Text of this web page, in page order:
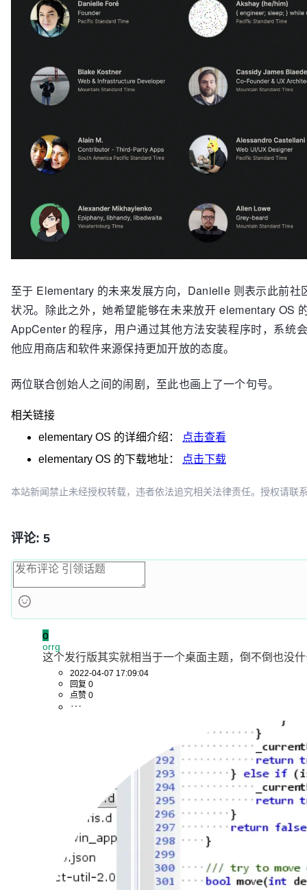
至于 Elementary 的未来发展方向，Danielle 则表示此前
状况。除此之外，她希望能够在未来放开 elementary OS
AppCenter 的程序，用户通过其他方法安装程序时，系统
他应用商店和软件来源保持更加开放的态度。
两位联合创始人之间的闹剧，至此也画上了一个句号。
相关链接
elementary OS 的详细介绍：
点击查看
elementary OS 的下载地址： 点击下载
本站新闻禁止未经授权转载，违者依法追究相关法律责任。授权请联
评论: 5
o
orrg
这个发行版其实就相当于一个桌面主题，倒不倒也没
2022-04-07 17:09:04
回复 0
点赞 0